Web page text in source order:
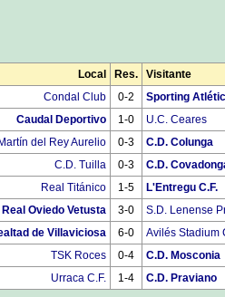
Local Res.
Visitante
Condal Club 0-2
Sporting
Caudal Deportivo 1-0
U.C. Ceares
del Rey Aurelio 0-3
C.D. Colunga
C.D. Tuilla 0-3
C.D.
Real Titánico 1-5
L'Entregu C.F.
Real Oviedo Vetusta 3-0
S.D. Lenense
de Villaviciosa 6-0
Avilés Stadium
TSK Roces 0-4
C.D. Mosconia
Urraca C.F. 1-4 C.D. Praviano